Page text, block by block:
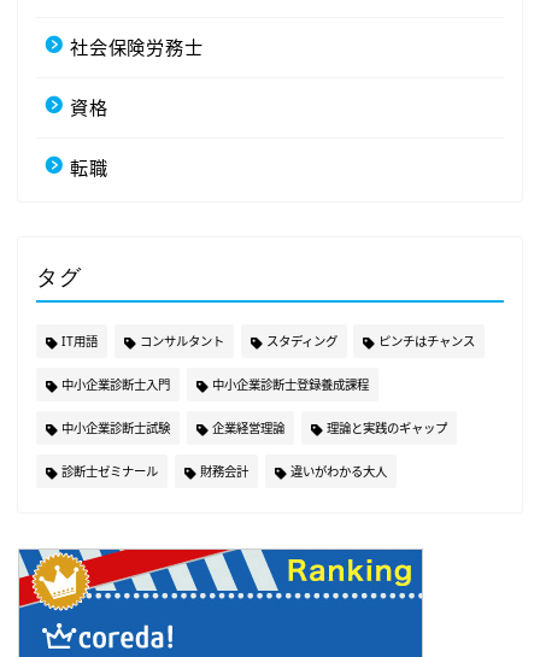
社会保険労務士
資格
転職
タグ
IT用語 コンサルタント スタディング ピンチはチャンス
中小企業診断士入門 中小企業診断士登録養成課程
中小企業診断士試験 企業経営理論 理論と実践のギャップ
診断士ゼミナール 財務会計 違いがわかる大人